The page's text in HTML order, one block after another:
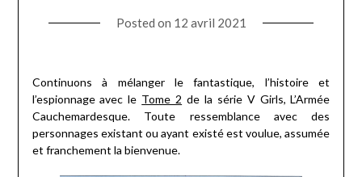
Posted on 12 avril 2021
Continuons à mélanger le fantastique, l’histoire et
l’espionnage avec le Tome 2 de la série V Girls, L’Armée
Cauchemardesque. Toute ressemblance avec des
personnages existant ou ayant existé est voulue, assumée
et franchement la bienvenue.